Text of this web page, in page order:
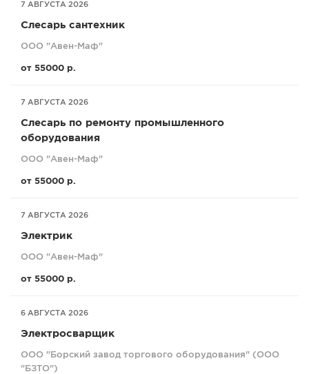
7 АВГУСТА 2026
Слесарь сантехник
ООО "Авен-Маф"
от 55000 р.
7 АВГУСТА 2026
Слесарь по ремонту промышленного
оборудования
ООО "Авен-Маф"
от 55000 р.
7 АВГУСТА 2026
Электрик
ООО "Авен-Маф"
от 55000 р.
6 АВГУСТА 2026
Электросварщик
ООО "Борский завод торгового оборудования" (ООО
"БЗТО")